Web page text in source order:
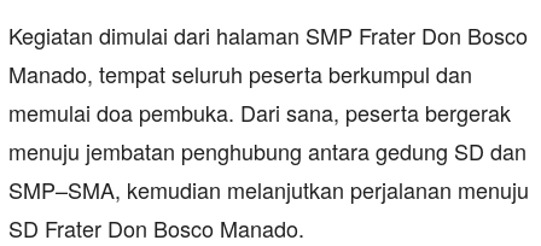
Kegiatan dimulai dari halaman SMP Frater Don Bosco
Manado, tempat seluruh peserta berkumpul dan
memulai doa pembuka. Dari sana, peserta bergerak
menuju jembatan penghubung antara gedung SD dan
SMP–SMA, kemudian melanjutkan perjalanan menuju
SD Frater Don Bosco Manado.